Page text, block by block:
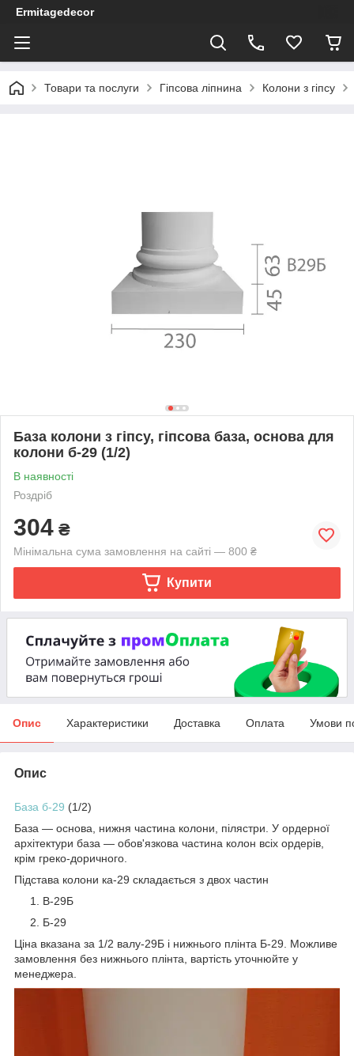
Ermitagedecor
Товари та послуги Гіпсова ліпнина Колони з гіпсу
База колони з гіпсу, гіпсова база, основа для
колони б-29 (1/2)
В наявності
Роздріб
304 ₴
Мінімальна сума замовлення на сайті — 800 ₴
Купити
Опис Характеристики Доставка Оплата Умови
Опис
База б-29 (1/2)
База — основа, нижня частина колони, пілястри. У ордерної
архітектури база — обов'язкова частина колон всіх ордерів,
крім греко-доричного.
Підстава колони ка-29 складається з двох частин
В-29Б
Б-29
Ціна вказана за 1/2 валу-29Б і нижнього плінта Б-29. Можливе
замовлення без нижнього плінта, вартість уточнюйте у
менеджера.